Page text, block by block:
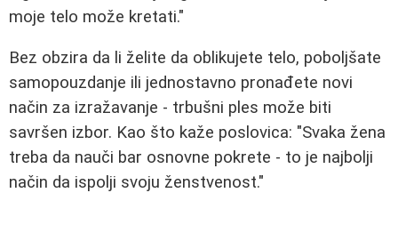
moje telo može kretati."
Bez obzira da li želite da oblikujete telo, poboljšate
samopouzdanje ili jednostavno pronađete novi
način za izražavanje - trbušni ples može biti
savršen izbor. Kao što kaže poslovica: "Svaka žena
treba da nauči bar osnovne pokrete - to je najbolji
način da ispolji svoju ženstvenost."